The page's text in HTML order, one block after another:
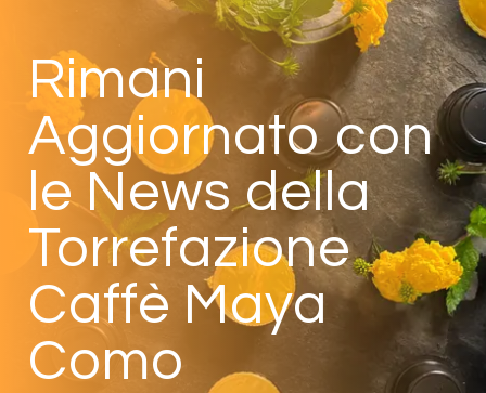
Rimani
Aggiornato con
le News della
Torrefazione
Caffè Maya
Como